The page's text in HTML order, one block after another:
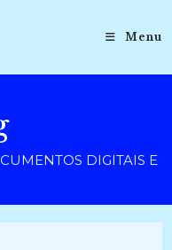
Menu
DIGITAIS E